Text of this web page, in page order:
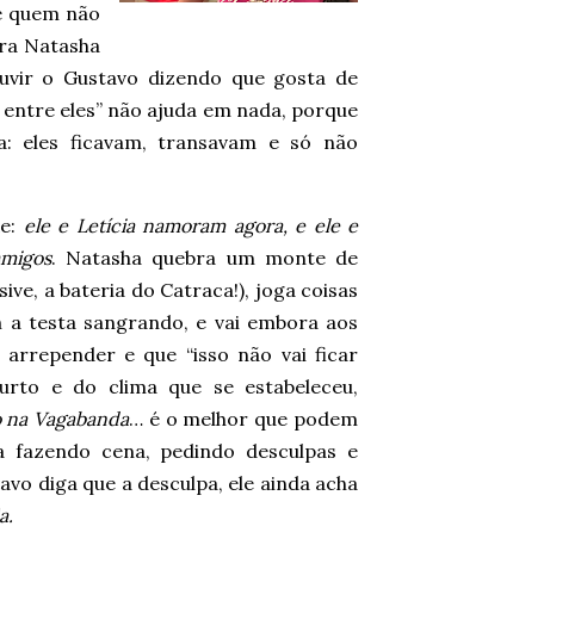
quem não
Natasha
o Gustavo dizendo que gosta de
eles” não ajuda em nada, porque
eles ficavam, transavam e só não
ele e Letícia namoram agora, e ele e
. Natasha quebra um monte de
a bateria do Catraca!), joga coisas
testa sangrando, e vai embora aos
e que “isso não vai ficar
e do clima que se estabeleceu,
Vagabanda… é o melhor que podem
fazendo cena, pedindo desculpas e
diga que a desculpa, ele ainda acha